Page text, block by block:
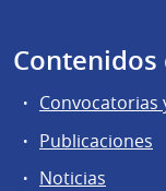
Contenidos
Convocatorias
Publicaciones
Noticias